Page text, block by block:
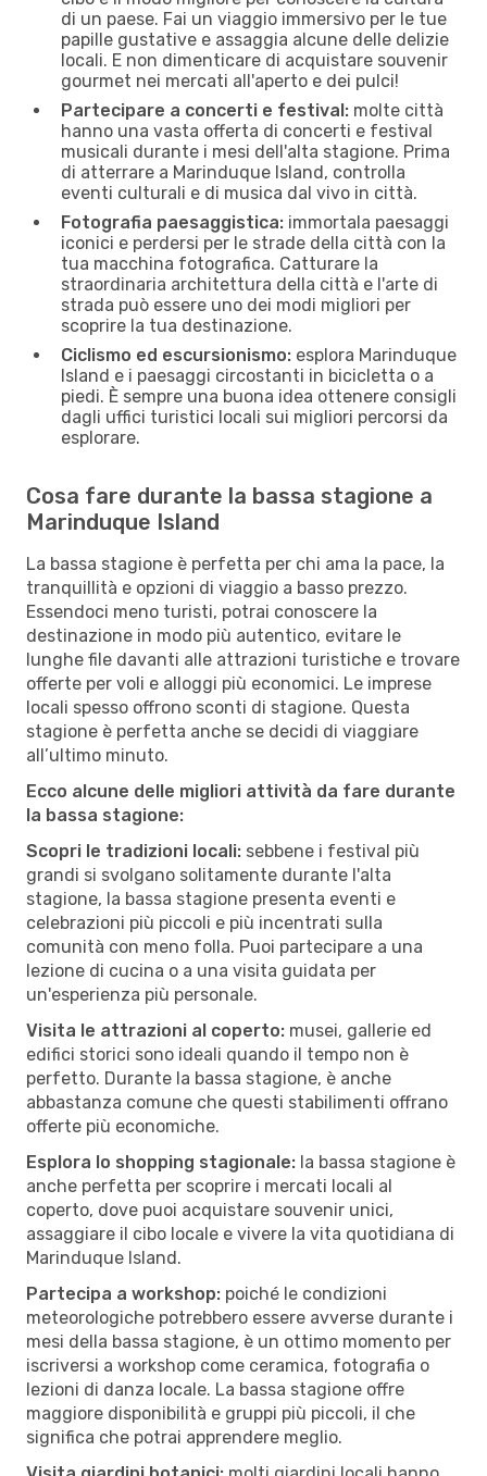
di un paese. Fai un viaggio immersivo per le tue
papille gustative e assaggia alcune delle delizie
locali. E non dimenticare di acquistare souvenir
gourmet nei mercati all'aperto e dei pulci!
Partecipare a concerti e festival: molte città
hanno una vasta offerta di concerti e festival
musicali durante i mesi dell'alta stagione. Prima
di atterrare a Marinduque Island, controlla
eventi culturali e di musica dal vivo in città.
Fotografia paesaggistica: immortala paesaggi
iconici e perdersi per le strade della città con la
tua macchina fotografica. Catturare la
straordinaria architettura della città e l'arte di
strada può essere uno dei modi migliori per
scoprire la tua destinazione.
Ciclismo ed escursionismo: esplora Marinduque
Island e i paesaggi circostanti in bicicletta o a
piedi. È sempre una buona idea ottenere consigli
dagli uffici turistici locali sui migliori percorsi da
esplorare.
Cosa fare durante la bassa stagione a
Marinduque Island
La bassa stagione è perfetta per chi ama la pace, la
tranquillità e opzioni di viaggio a basso prezzo.
Essendoci meno turisti, potrai conoscere la
destinazione in modo più autentico, evitare le
lunghe file davanti alle attrazioni turistiche e trovare
offerte per voli e alloggi più economici. Le imprese
locali spesso offrono sconti di stagione. Questa
stagione è perfetta anche se decidi di viaggiare
all’ultimo minuto.
Ecco alcune delle migliori attività da fare durante
la bassa stagione:
Scopri le tradizioni locali: sebbene i festival più
grandi si svolgano solitamente durante l'alta
stagione, la bassa stagione presenta eventi e
celebrazioni più piccoli e più incentrati sulla
comunità con meno folla. Puoi partecipare a una
lezione di cucina o a una visita guidata per
un'esperienza più personale.
Visita le attrazioni al coperto: musei, gallerie ed
edifici storici sono ideali quando il tempo non è
perfetto. Durante la bassa stagione, è anche
abbastanza comune che questi stabilimenti offrano
offerte più economiche.
Esplora lo shopping stagionale: la bassa stagione è
anche perfetta per scoprire i mercati locali al
coperto, dove puoi acquistare souvenir unici,
assaggiare il cibo locale e vivere la vita quotidiana di
Marinduque Island.
Partecipa a workshop: poiché le condizioni
meteorologiche potrebbero essere avverse durante i
mesi della bassa stagione, è un ottimo momento per
iscriversi a workshop come ceramica, fotografia o
lezioni di danza locale. La bassa stagione offre
maggiore disponibilità e gruppi più piccoli, il che
significa che potrai apprendere meglio.